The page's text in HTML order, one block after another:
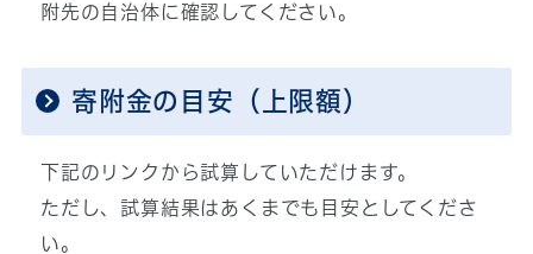
附先の自治体に確認してください。
寄附金の目安（上限額）
下記のリンクから試算していただけます。
ただし、試算結果はあくまでも目安としてくださ
い。